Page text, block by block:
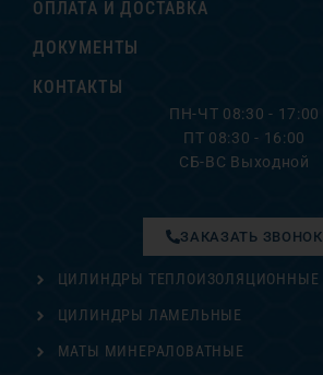
ОПЛАТА И ДОСТАВКА
ДОКУМЕНТЫ
КОНТАКТЫ
ПН-ЧТ 08:30 - 17:00
ПТ 08:30 - 16:00
СБ-ВС Выходной
ЦИЛИНДРЫ ТЕПЛОИЗОЛЯЦИОННЫЕ
ЦИЛИНДРЫ ЛАМЕЛЬНЫЕ
МАТЫ МИНЕРАЛОВАТНЫЕ
ЗАКАЗАТЬ ЗВОНОК